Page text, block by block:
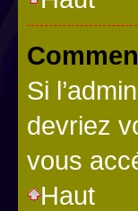
Si
devriez
vous
Haut